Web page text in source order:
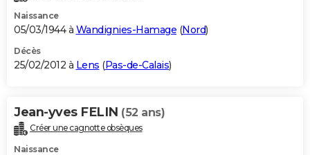
Naissance
05/03/1944 à Wandignies-Hamage (Nord)
Décès
25/02/2012 à Lens (Pas-de-Calais)
Jean-yves FELIN (52 ans)
Créer une cagnotte obsèques
Naissance